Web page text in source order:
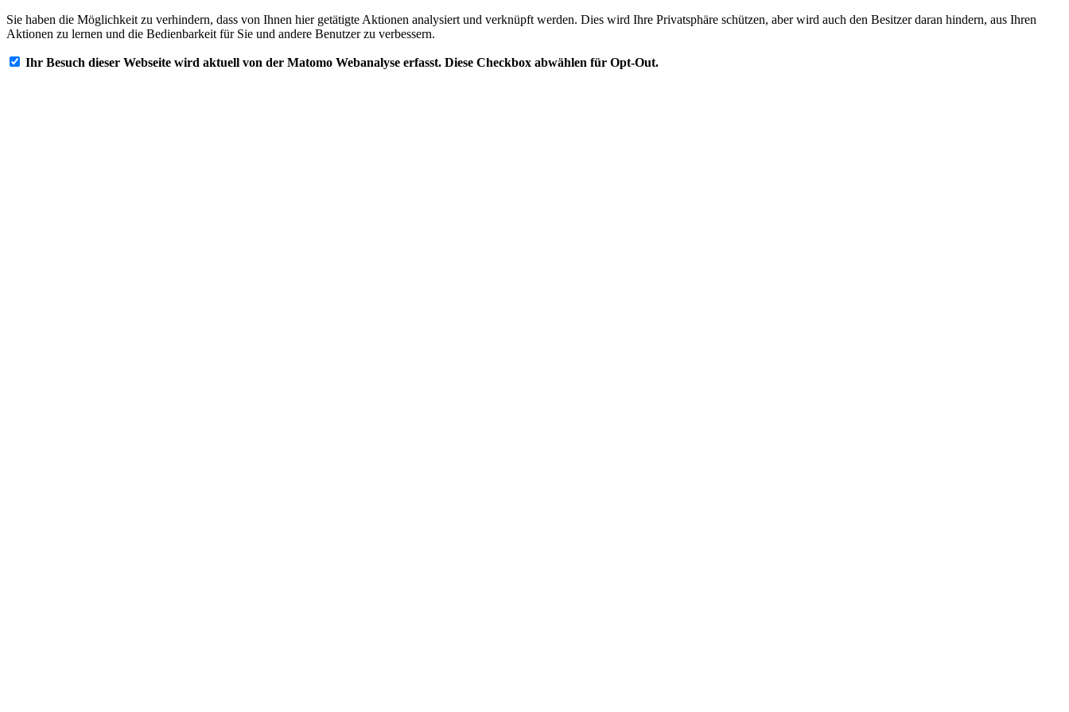
Sie haben die Möglichkeit zu verhindern, dass von Ihnen hier getätigte Aktionen analysiert und verknüpft werden. Dies wird Ihre Privatsphäre schützen, aber wird auch den Besitzer daran hindern, aus Ihren
Aktionen zu lernen und die Bedienbarkeit für Sie und andere Benutzer zu verbessern.
Ihr Besuch dieser Webseite wird aktuell von der Matomo Webanalyse erfasst. Diese Checkbox abwählen für Opt-Out.